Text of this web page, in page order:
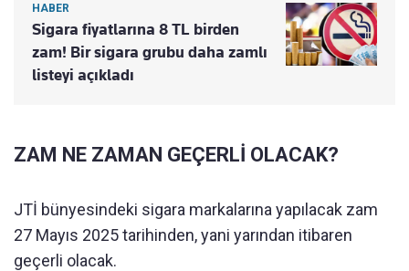
HABER
Sigara fiyatlarına 8 TL birden
zam! Bir sigara grubu daha zamlı
listeyi açıkladı
ZAM NE ZAMAN GEÇERLİ OLACAK?
JTİ bünyesindeki sigara markalarına yapılacak zam
27 Mayıs 2025 tarihinden, yani yarından itibaren
geçerli olacak.